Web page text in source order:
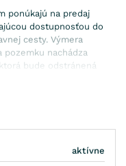
ponúkajú na predaj
dostupnosťou do
cesty. Výmera
pozemku nachádza
bude odstránená
domom). V obci sa
a obhliadku
na čísle0907 649 669.
aktívne